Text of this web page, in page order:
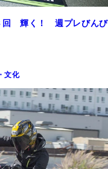
回 輝く！ 週プレびんび
文化